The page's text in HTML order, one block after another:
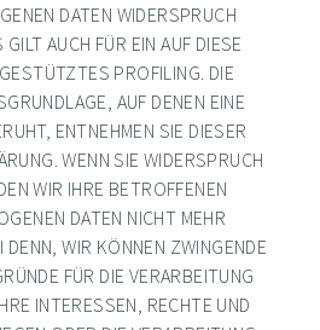
DATEN WIDERSPRUCH
AUCH FÜR EIN AUF DIESE
PROFILING. DIE
AUF DENEN EINE
ENTNEHMEN SIE DIESER
WENN SIE WIDERSPRUCH
WIR IHRE BETROFFENEN
DATEN NICHT MEHR
DENN, WIR KÖNNEN ZWINGENDE
FÜR DIE VERARBEITUNG
INTERESSEN, RECHTE UND